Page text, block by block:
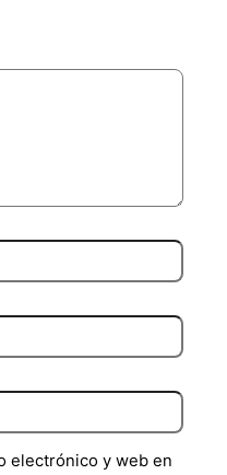
electrónico y web en